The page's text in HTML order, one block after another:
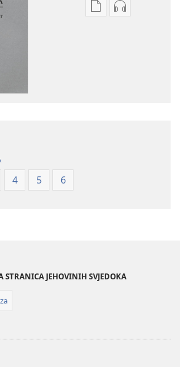
PostavkePostavke
4 5 6
STRANICA JEHOVINIH SVJEDOKA